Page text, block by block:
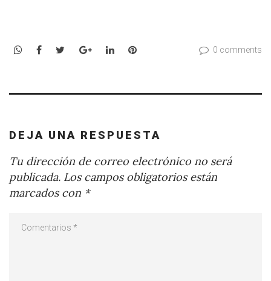
WhatsApp
Facebook
TwitterGoogle+LinkedInPinterest 0 comments
DEJA UNA RESPUESTA
Tu dirección de correo electrónico no será
publicada. Los campos obligatorios están
marcados con *